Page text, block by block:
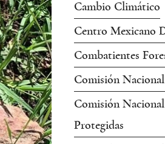
Cambio Climático
Centro Mexicano
Combatientes
Comisión
Comisión
Protegidas